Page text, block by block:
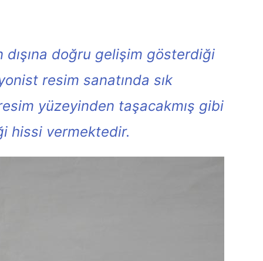
dışına doğru gelişim gösterdiği
resim sanatında sık
yüzeyinden taşacakmış gibi
hissi vermektedir.